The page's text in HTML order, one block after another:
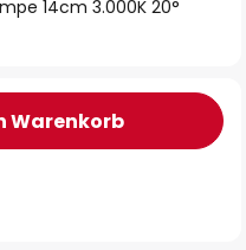
14cm 3.000K 20°
Warenkorb